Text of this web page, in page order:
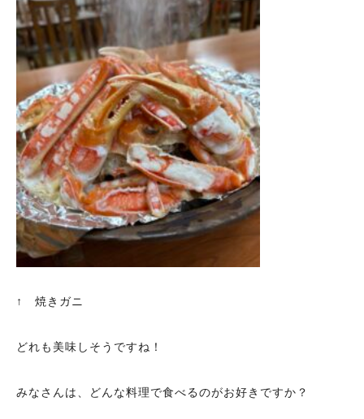
↑ 焼きガニ
どれも美味しそうですね！
みなさんは、どんな料理で食べるのがお好きですか？